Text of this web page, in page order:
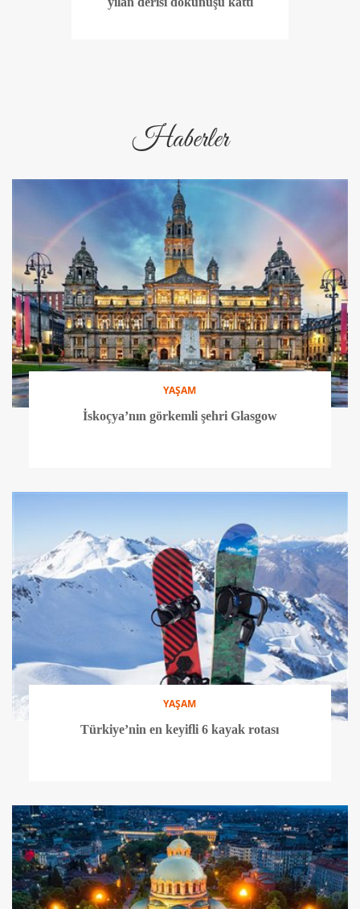
Haberler
YAŞAM
İskoçya’nın görkemli şehri Glasgow
YAŞAM
Türkiye’nin en keyifli 6 kayak rotası